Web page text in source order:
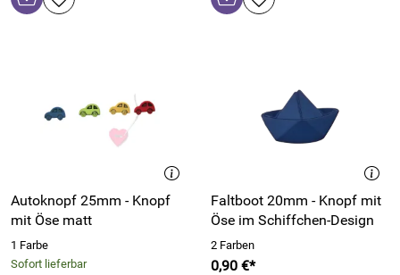
Autoknopf 25mm - Knopf
mit Öse matt
1 Farbe
Sofort lieferbar
Faltboot 20mm - Knopf mit
Öse im Schiffchen-Design
2 Farben
0,90 €*